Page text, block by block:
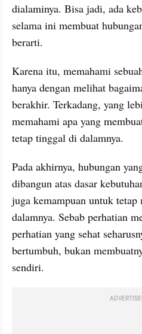
dialaminya. Bisa jadi, ada
selama ini membuat
berarti.
Karena itu, memahami
hanya dengan melihat
berakhir. Terkadang, yang
memahami apa yang
tetap tinggal di dalamnya.
Pada akhirnya, hubungan
dibangun atas dasar
juga kemampuan untuk
dalamnya. Sebab perhatian
perhatian yang sehat
bertumbuh, bukan
sendiri.